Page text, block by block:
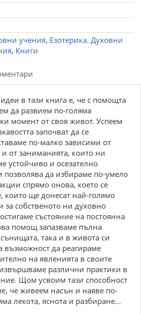
учения, Езотерика. Духовни
, Книги
в тази книга е, че с помощта
да развием по-голяма
момент от своя живот. Успеем
започват да се
по-малко зависими от
от заниманията, които ни
устойчиво и осезателно
позволява да избираме по-умело
спрямо онова, което се
които ще донесат най-голямо
за собственото ни духовно
състояние на постоянна
помощ запазваме пълна
сънищата, така и в живота си
възможност да реагираме
на явленията в своите
различни практики в
Щом усвоим тази способност
че живеем насън и наяве по-
лекота, яснота и разбиране...